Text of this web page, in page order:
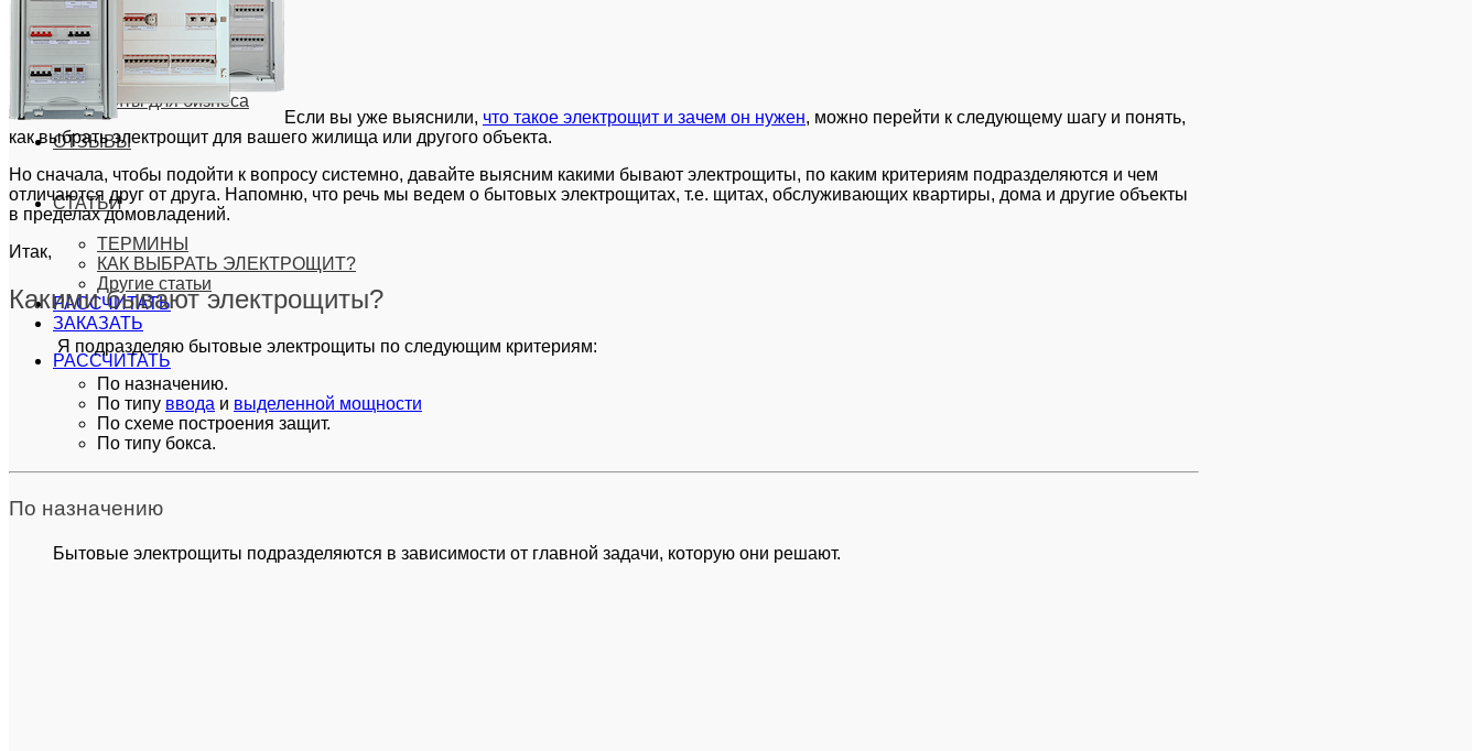
Щиты для дома
Щиты для квартиры
Щиты умного дома
Щиты для гаража
Щиты для бизнеса
ОТЗЫВЫ
СТАТЬИ
ТЕРМИНЫ
КАК ВЫБРАТЬ ЭЛЕКТРОЩИТ?
Другие статьи
РАССЧИТАТЬ
ЗАКАЗАТЬ
РАССЧИТАТЬ
Если вы уже выяснили, что такое электрощит и зачем он нужен, можно перейти к следующему шагу и понять,
как выбрать электрощит для вашего жилища или другого объекта.
Но сначала, чтобы подойти к вопросу системно, давайте выясним какими бывают электрощиты, по каким критериям подразделяются и чем
отличаются друг от друга. Напомню, что речь мы ведем о бытовых электрощитах, т.е. щитах, обслуживающих квартиры, дома и другие объекты
в пределах домовладений.
Итак,
Какими бывают электрощиты?
Я подразделяю бытовые электрощиты по следующим критериям:
По назначению.
По типу ввода и выделенной мощности
По схеме построения защит.
По типу бокса.
По назначению
Бытовые электрощиты подразделяются в зависимости от главной задачи, которую они решают.